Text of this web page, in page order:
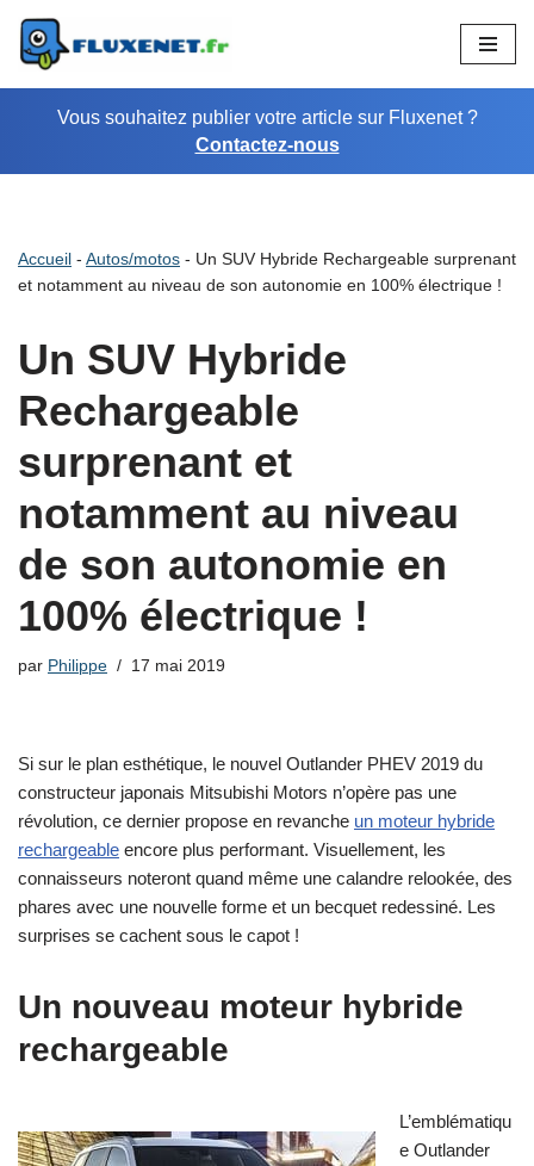
Aller
au
contenuVous souhaitez publier votre article sur Fluxenet ?
Contactez-nous
Accueil - Autos/motos - Un SUV Hybride Rechargeable surprenant
et notamment au niveau de son autonomie en 100% électrique !
Un SUV Hybride
Rechargeable
surprenant et
notamment au niveau
de son autonomie en
100% électrique !
par Philippe 17 mai 2019
Si sur le plan esthétique, le nouvel Outlander PHEV 2019 du
constructeur japonais Mitsubishi Motors n’opère pas une
révolution, ce dernier propose en revanche un moteur hybride
rechargeable encore plus performant. Visuellement, les
connaisseurs noteront quand même une calandre relookée, des
phares avec une nouvelle forme et un becquet redessiné. Les
surprises se cachent sous le capot !
Un nouveau moteur hybride
rechargeable
L’emblématiqu
e Outlander